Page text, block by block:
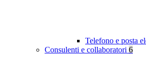
Telefono e posta
Consulenti e collaboratori 6